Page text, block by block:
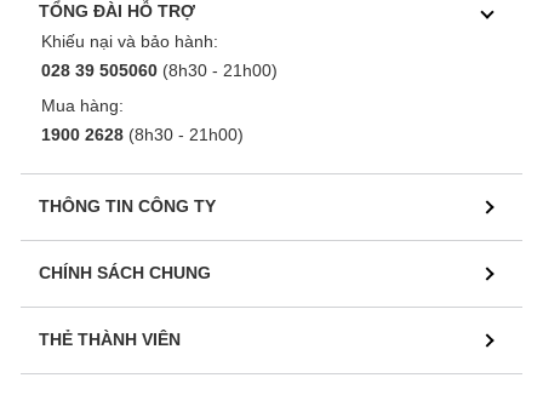
TỔNG ĐÀI HỖ TRỢ
Khiếu nại và bảo hành:
028 39 505060 (8h30 - 21h00)
Mua hàng:
1900 2628 (8h30 - 21h00)
THÔNG TIN CÔNG TY
CHÍNH SÁCH CHUNG
THẺ THÀNH VIÊN